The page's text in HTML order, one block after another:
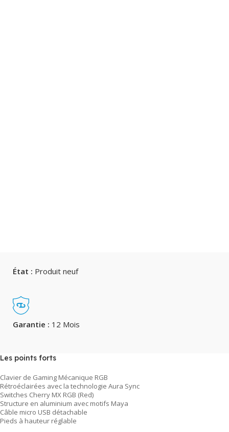
État : Produit neuf
Garantie : 12 Mois
Les points forts
Clavier de Gaming Mécanique RGB
Rétroéclairées avec la technologie Aura Sync
Switches Cherry MX RGB (Red)
Structure en aluminium avec motifs Maya
Câble micro USB détachable
Pieds à hauteur réglable